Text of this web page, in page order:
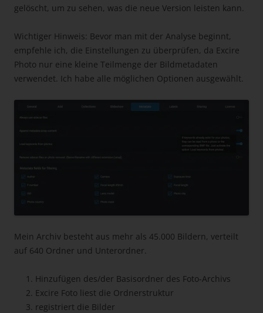
gelöscht, um zu sehen, was die neue Version leisten kann.
Wichtiger Hinweis: Bevor man mit der Analyse beginnt,
empfehle ich, die Einstellungen zu überprüfen, da Excire
Photo nur eine kleine Teilmenge der Bildmetadaten
verwendet. Ich habe alle möglichen Optionen ausgewählt.
Mein Archiv besteht aus mehr als 45.000 Bildern, verteilt
auf 640 Ordner und Unterordner.
Hinzufügen des/der Basisordner des Foto-Archivs
Excire Foto liest die Ordnerstruktur
registriert die Bilder